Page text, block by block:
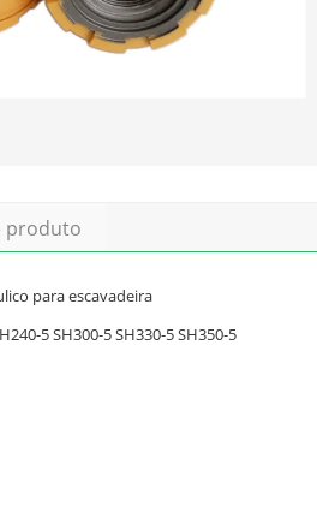
produto
para escavadeira
5 SH300-5 SH330-5 SH350-5